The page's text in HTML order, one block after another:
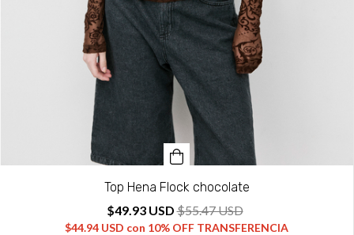
Top Hena Flock chocolate
$49.93 USD$55.47 USD
$44.94 USD con 10% OFF TRANSFERENCIA